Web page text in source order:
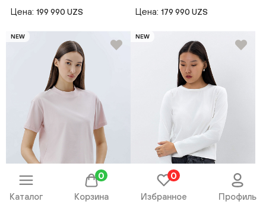
Цена: 199 990 UZS Цена: 179 990 UZS
NEW NEW
Каталог Корзина
0
Избранное
0
Профиль